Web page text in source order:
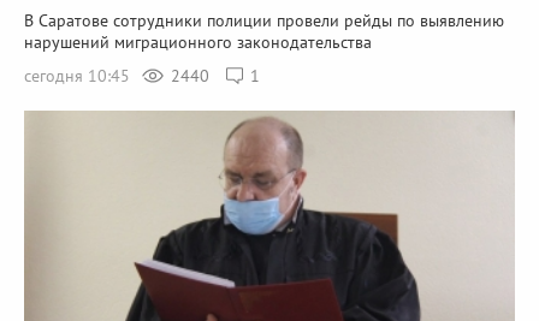
В Саратове сотрудники полиции провели рейды по выявлению
нарушений миграционного законодательства
сегодня 10:45
2440 1